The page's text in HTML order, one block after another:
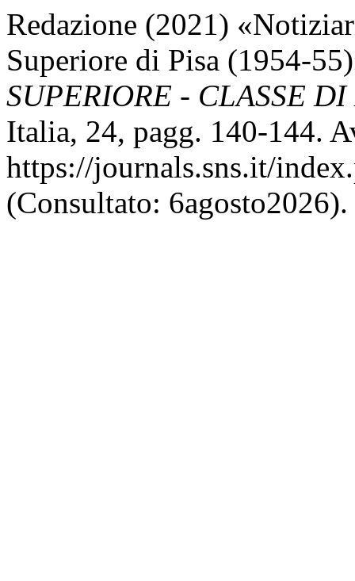
Redazione (2021)
Superiore di Pisa (1954-
SUPERIORE - CLASSE
Italia, 24, pagg. 140-144.
https://journals.sns.it/
(Consultato: 6agosto2026).